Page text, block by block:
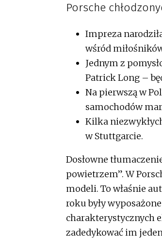
Porsche
Impreza
wśród
Jednym z
Patrick Long –
Na pierwszą w
samochodów
Kilka
w Stuttgarcie.
Dosłowne
powietrzem”. W
modeli. To właśnie
roku były
charakterystycznych
zadedykować im